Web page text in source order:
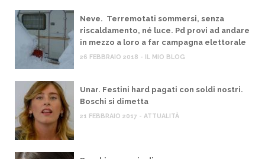
Neve. Terremotati sommersi, senza
riscaldamento, né luce. Pd provi ad andare
in mezzo a loro a far campagna elettorale
26 FEBBRAIO 2018 - IL MIO BLOG
Unar. Festini hard pagati con soldi nostri.
Boschi si dimetta
21 FEBBRAIO 2017 - ATTUALITÀ